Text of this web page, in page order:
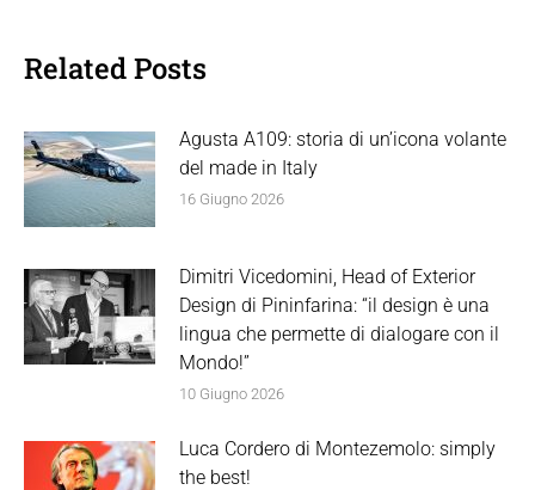
Related Posts
Agusta A109: storia di un’icona volante
del made in Italy
16 Giugno 2026
Dimitri Vicedomini, Head of Exterior
Design di Pininfarina: “il design è una
lingua che permette di dialogare con il
Mondo!”
10 Giugno 2026
Luca Cordero di Montezemolo: simply
the best!